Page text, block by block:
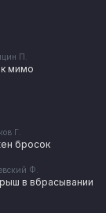
П.
мимо
Г.
бросок
Ф.
в вбрасывании